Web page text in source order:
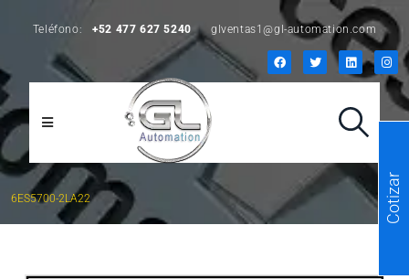
Teléfono: +52 477 627 5240 glventas1@gl-automation.com
6ES5700-2LA22 Cotizar